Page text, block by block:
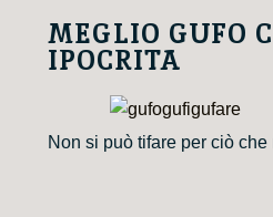
MEGLIO GUFO
IPOCRITA
Non si può tifare per ciò